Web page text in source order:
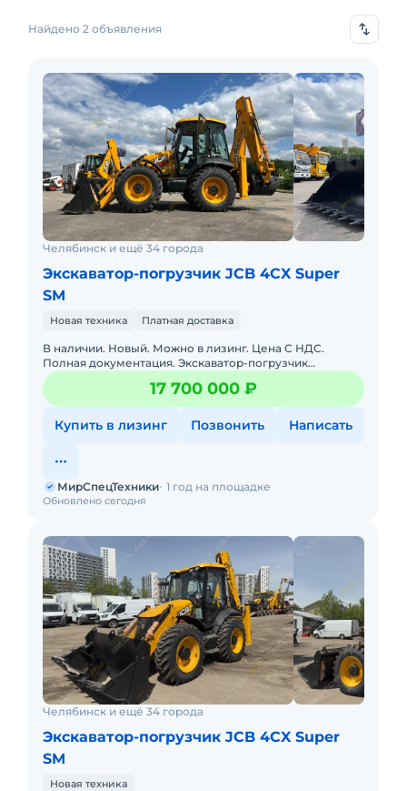
Найдено 2 объявления
Челябинск и ещё 34 города
Экскаватор-погрузчик JCB 4CX Super
SM
Новая техника Платная доставка
В наличии. Новый. Можно в лизинг. Цена С НДС.
Полная документация. Экскаватор-погрузчик
растаможен, все документы готовы. Доставка до базы
или объекта. ООО "Мир17 700 000 ₽
Купить в лизинг Позвонить Написать
Обновлено сегодня
МирСпецТехники 1 год на площадке
Челябинск и ещё 34 города
Экскаватор-погрузчик JCB 4CX Super
SM
Новая техника